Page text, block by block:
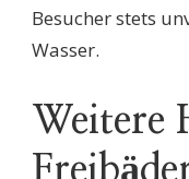
Besucher stets
Wasser.
Weitere